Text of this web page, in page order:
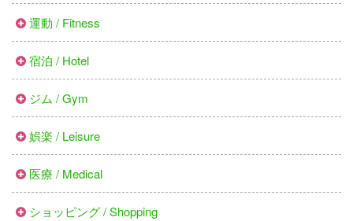
運動 / Fitness
宿泊 / Hotel
ジム / Gym
娯楽 / Leisure
医療 / Medical
ショッピング / Shopping